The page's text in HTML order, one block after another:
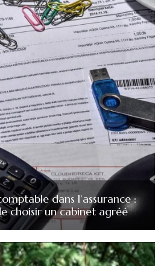
dans l’assurance :
choisir un cabinet agréé